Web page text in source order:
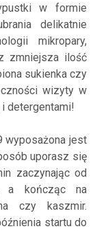
w formie
delikatnie
mikropary,
zmniejsza ilość
sukienka czy
wizyty w
detergentami!
wyposażona jest
uporasz się
zaczynając od
a kończąc na
czy kaszmir.
startu do